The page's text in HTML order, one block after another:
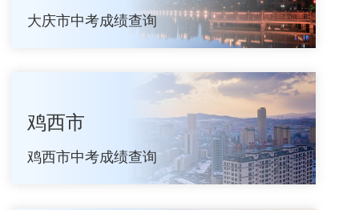
大庆市中考成绩查询
鸡西市
鸡西市中考成绩查询